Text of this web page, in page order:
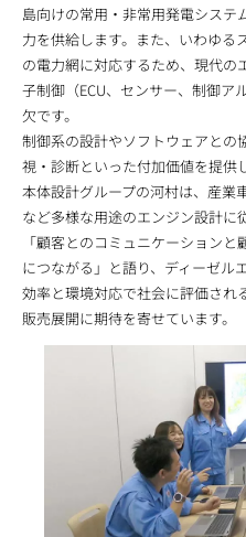
島向けの常用・非常用発電システ
力を供給します。また、いわゆる
の電力網に対応するため、現代
子制御（ECU、センサー、制御ア
欠です。
制御系の設計やソフトウェアとの
視・診断といった付加価値を提供
本体設計グループの河村は、産業
など多様な用途のエンジン設計に
「顧客とのコミュニケーション
につながる」と語り、ディーゼル
効率と環境対応で社会に評価され
販売展開に期待を寄せています。